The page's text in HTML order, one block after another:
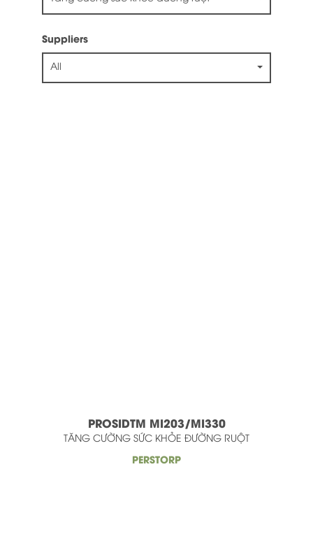
Suppliers
All
PROSIDTM MI203/MI330
TĂNG CƯỜNG SỨC KHỎE ĐƯỜNG RUỘT
PERSTORP